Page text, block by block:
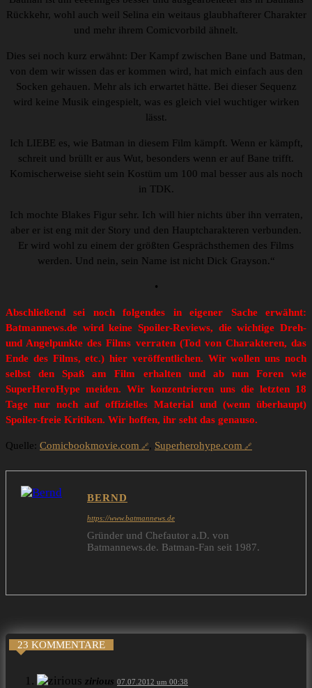
Rückkehr, wohl auch weil Selina ein weitaus glaubhafterer Charakter
und mehr ihrem Comicvorbild ähnelt.
Dies sei noch kurz erwähnt: Der Kampf zwischen Bane und Batman,
von dem wir wissen das er kommen wird, hat mich einfach aus den
Socken gehauen. Mehr als ich erwartet hätte. Bei dieser Sequenz
wird keine Musik eingespielt, was es gleich viel wuchtiger wirken
lässt.
Ich LIEBE es, wie Batman in diesem Film kämpft. Wenn er kämpft,
schreit und brüllt er aus Wut, besonders wenn er auf Bane trifft.
Komischerweise sieht sein Kostüm um 100 mal besser aus als noch
in TDK.
Ich mochte Blakes Figur sehr. Ich will hier nichts über ihn verraten,
aber er ist eng mit der Story und den Hauptcharakteren verbunden.
Er wird wohl zu einem der größten Gesprächsthemen des Films
werden. Und nein, sein Name ist nicht Dick Grayson.“
•
Abschließend sei noch folgendes in eigener Sache erwähnt:
Batmannews.de wird keine Spoiler-Reviews, die wichtige Dreh-
und Angelpunkte des Films verraten (Tod von Charakteren, das
Ende des Films, etc.) hier veröffentlichen. Wir wollen uns noch
selbst den Spaß am Film erhalten und ab nun Foren wie
SuperHeroHype meiden. Wir konzentrieren uns die letzten 18
Tage nur noch auf offizielles Material und (wenn überhaupt)
Spoiler-freie Kritiken. Wir hoffen, ihr seht das genauso.
Quelle: Comicbookmovie.com , Superherohype.com
BERND
https://www.batmannews.de
Gründer und Chefautor a.D. von
Batmannews.de. Batman-Fan seit 1987.
23 KOMMENTARE
zirious 07.07.2012 um 00:38